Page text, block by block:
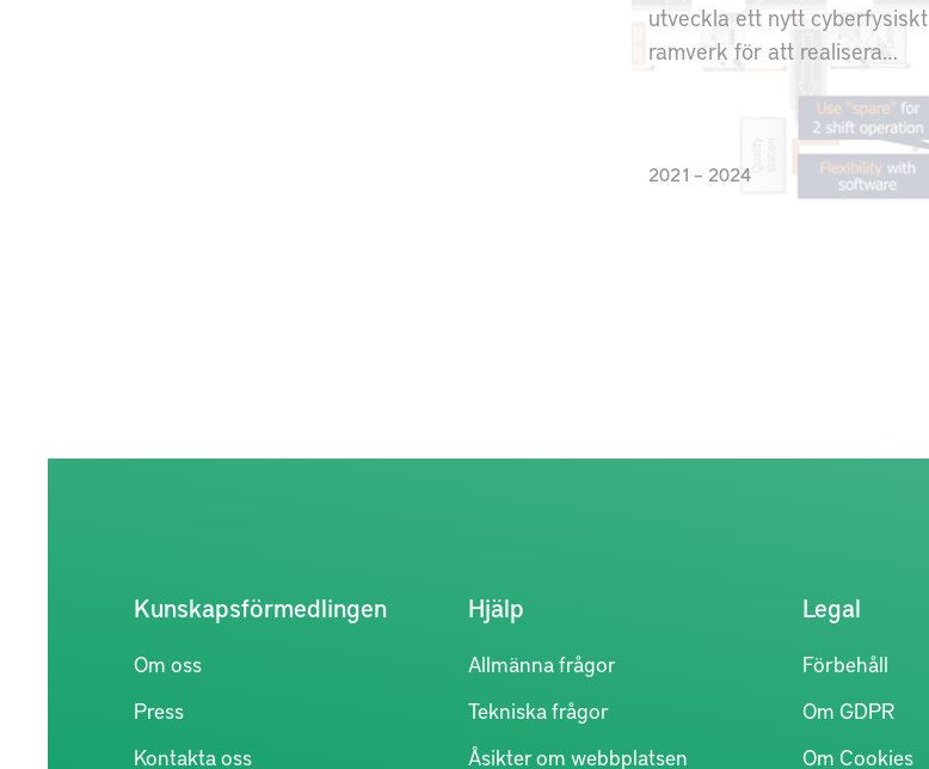
utveckla ett nytt cyberfysiskt
ramverk för att realisera
2021 – 2024
Kunskapsförmedlingen
Om oss
Press
Kontakta oss
Hjälp
Allmänna frågor
Tekniska frågor
Åsikter om webbplatsen
Legal
Förbehåll
Om GDPR
Om Cookies